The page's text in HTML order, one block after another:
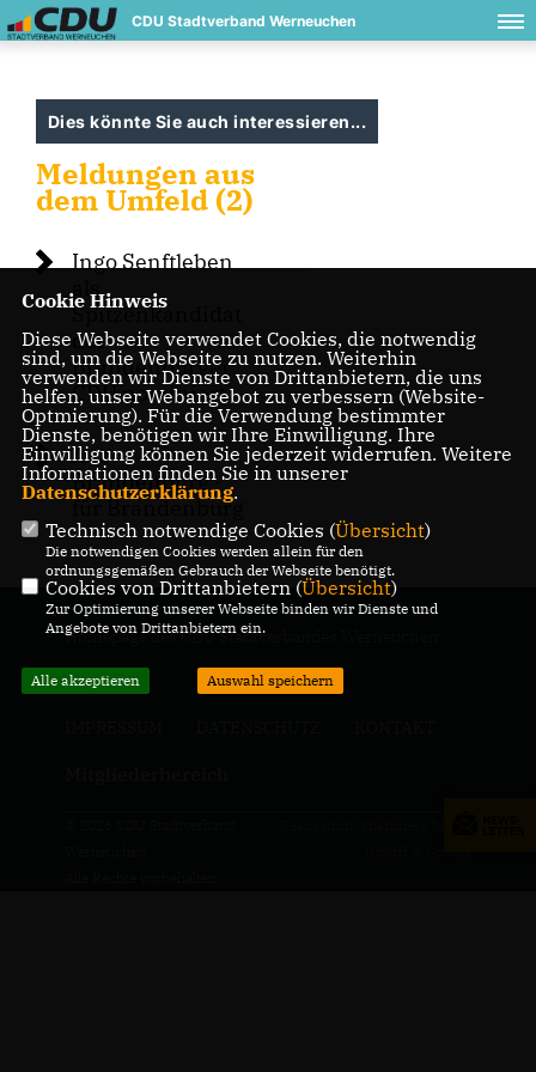
CDU Stadtverband Werneuchen
Dies könnte Sie auch interessieren...
Meldungen aus
dem Umfeld (2)
Ingo Senftleben
als
Spitzenkandidat
der
Brandenburger
CDU nominiert
Aus
Brandenburg -
für Brandenburg
Homepage des CDU Stadtverbandes Werneuchen
Cookie Hinweis
Diese Webseite verwendet Cookies, die notwendig
sind, um die Webseite zu nutzen. Weiterhin
verwenden wir Dienste von Drittanbietern, die uns
helfen, unser Webangebot zu verbessern (Website-
Optmierung). Für die Verwendung bestimmter
Dienste, benötigen wir Ihre Einwilligung. Ihre
Einwilligung können Sie jederzeit widerrufen. Weitere
Informationen finden Sie in unserer
Datenschutzerklärung.
Technisch notwendige Cookies (Übersicht)
Die notwendigen Cookies werden allein für den
ordnungsgemäßen Gebrauch der Webseite benötigt.
Cookies von Drittanbietern (Übersicht)
Zur Optimierung unserer Webseite binden wir Dienste und
Angebote von Drittanbietern ein.
Alle akzeptieren Auswahl speichern